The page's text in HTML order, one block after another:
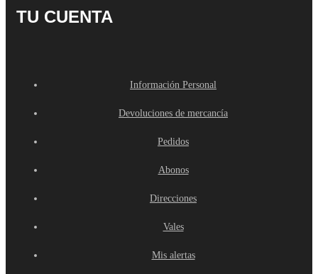
TU CUENTA
Información Personal
Devoluciones de mercancía
Pedidos
Abonos
Direcciones
Vales
Mis alertas